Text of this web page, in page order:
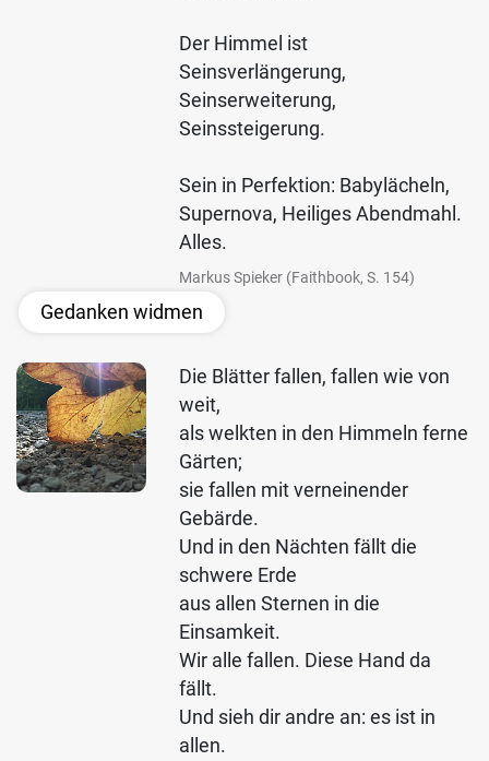
Der Himmel ist
Seinsverlängerung,
Seinserweiterung,
Seinssteigerung.
Sein in Perfektion: Babylächeln,
Supernova, Heiliges Abendmahl.
Alles.
Markus Spieker (Faithbook, S. 154)
Gedanken widmen
Die Blätter fallen, fallen wie von
weit,
als welkten in den Himmeln ferne
Gärten;
sie fallen mit verneinender
Gebärde.
Und in den Nächten fällt die
schwere Erde
aus allen Sternen in die
Einsamkeit.
Wir alle fallen. Diese Hand da
fällt.
Und sieh dir andre an: es ist in
allen.